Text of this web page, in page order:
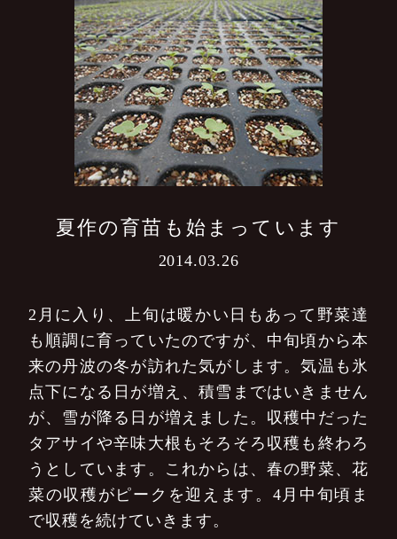
夏作の育苗も始まっています
2014.03.26
2月に入り、上旬は暖かい日もあって野菜達
も順調に育っていたのですが、中旬頃から本
来の丹波の冬が訪れた気がします。気温も氷
点下になる日が増え、積雪まではいきません
が、雪が降る日が増えました。収穫中だった
タアサイや辛味大根もそろそろ収穫も終わろ
うとしています。これからは、春の野菜、花
菜の収穫がピークを迎えます。4月中旬頃ま
で収穫を続けていきます。